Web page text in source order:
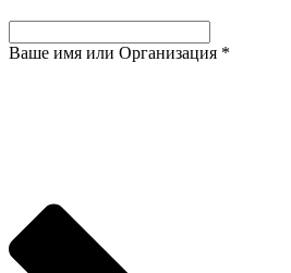
Ваше имя или Организация *